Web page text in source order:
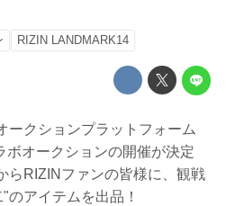
RIZIN LANDMARK14
ークションプラットフォーム
ボオークションの開催が決定
らRIZINファンの皆様に、観戦
のアイテムを出品！